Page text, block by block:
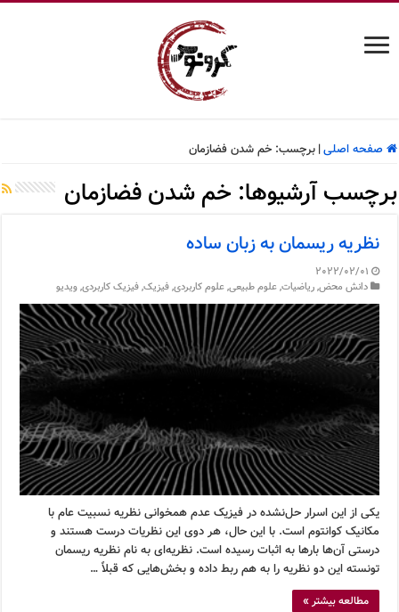
صفحه اصلی| برچسب:خم شدن فضازمان
برچسب آرشیوها:خم شدن فضازمان
نظریه ریسمان به زبان ساده
2022/02/01
دانش محض,ریاضیات,علوم طبیعی,علوم کاربردی,فیزیک,فیزیک کاربردی,ویدیو
یکی از این اسرار حل‌نشده در فیزیک عدم همخوانی نظریه نسبیت عام با
مکانیک کوانتوم است. با این حال، هر دوی این نظریات درست هستند و
درستی آن‌ها بارها به اثبات رسیده است. نظریه‌ای به نام نظریه ریسمان
تونسته این دو نظریه را به هم ربط داده و بخش‌هایی که قبلاً …
مطالعه بیشتر »